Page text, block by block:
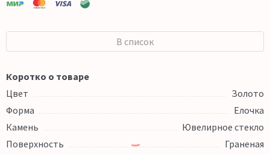
В список
Коротко о товаре
Цвет
Золото
Форма
Елочка
Камень
Ювелирное стекло
Поверхность
Граненая